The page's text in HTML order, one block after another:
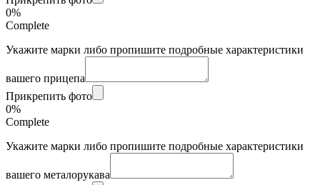
0%
Complete
Укажите марки либо пропишите подробные характеристики
вашего прицепа
Прикрепить фото
0%
Complete
Укажите марки либо пропишите подробные характеристики
вашего металорукава